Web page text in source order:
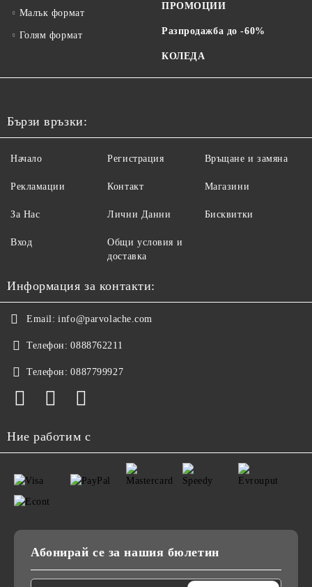
Малък формат
Голям формат
ПРОМОЦИИ
Разпродажба до -60%
КОЛЕДА
Бързи връзки:
Начало
Рекламации
За Нас
Вход
Регистрация
Контакт
Лични Данни
Общи условия и
доставка
Връщане и замяна
Магазини
Бисквитки
Информация за контакти:
Email: info@parvolache.com
Телефон: 0888762211
Телефон: 0887799927
Ние работим с
Абонирай се за нашия бюлетин